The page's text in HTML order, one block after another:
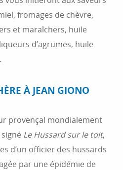
fromages de chèvre,
et maraîchers, huile
d’agrumes, huile
À JEAN GIONO
provençal mondialement
Le Hussard sur le toit,
d’un officier des hussards
par une épidémie de